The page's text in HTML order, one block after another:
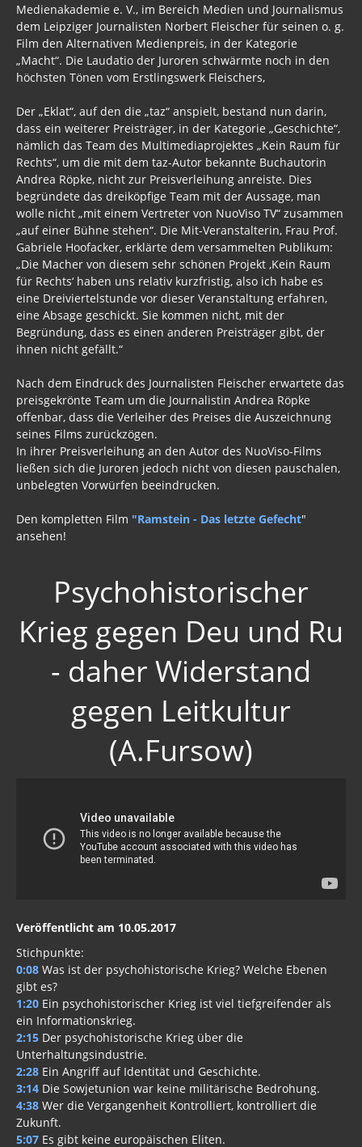
INFORMATIONEN ZUM PRÜFEN
Schleswig-Holstein
AVAAZ - WELTZERSTÖRER
Flase Flag
3. Weltkrieg
Dresden
Wirklich wichtig
Gästebuch
Medienakademie e. V., im Bereich Medien und Journalismus
dem Leipziger Journalisten Norbert Fleischer für seinen o. g.
Film den Alternativen Medienpreis, in der Kategorie
„Macht“. Die Laudatio der Juroren schwärmte noch in den
höchsten Tönen vom Erstlingswerk Fleischers,
Der „Eklat“, auf den die „taz“ anspielt, bestand nun darin,
dass ein weiterer Preisträger, in der Kategorie „Geschichte“,
nämlich das Team des Multimediaprojektes „Kein Raum für
Rechts“, um die mit dem taz-Autor bekannte Buchautorin
Andrea Röpke, nicht zur Preisverleihung anreiste. Dies
begründete das dreiköpfige Team mit der Aussage, man
wolle nicht „mit einem Vertreter von NuoViso TV“ zusammen
„auf einer Bühne stehen“. Die Mit-Veranstalterin, Frau Prof.
Gabriele Hoofacker, erklärte dem versammelten Publikum:
„Die Macher von diesem sehr schönen Projekt ‚Kein Raum
für Rechts‘ haben uns relativ kurzfristig, also ich habe es
eine Dreiviertelstunde vor dieser Veranstaltung erfahren,
eine Absage geschickt. Sie kommen nicht, mit der
Begründung, dass es einen anderen Preisträger gibt, der
ihnen nicht gefällt.“
Nach dem Eindruck des Journalisten Fleischer erwartete das
preisgekrönte Team um die Journalistin Andrea Röpke
offenbar, dass die Verleiher des Preises die Auszeichnung
seines Films zurückzögen.
In ihrer Preisverleihung an den Autor des NuoViso-Films
ließen sich die Juroren jedoch nicht von diesen pauschalen,
unbelegten Vorwürfen beeindrucken.
Den kompletten Film "Ramstein - Das letzte Gefecht"
ansehen!
Psychohistorischer
Krieg gegen Deu und Ru
- daher Widerstand
gegen Leitkultur
(A.Fursow)
Veröffentlicht am 10.05.2017
Stichpunkte:
0:08 Was ist der psychohistorische Krieg? Welche Ebenen
gibt es?
1:20 Ein psychohistorischer Krieg ist viel tiefgreifender als
ein Informationskrieg.
2:15 Der psychohistorische Krieg über die
Unterhaltungsindustrie.
2:28 Ein Angriff auf Identität und Geschichte.
3:14 Die Sowjetunion war keine militärische Bedrohung.
4:38 Wer die Vergangenheit Kontrolliert, kontrolliert die
Zukunft.
5:07 Es gibt keine europäischen Eliten.